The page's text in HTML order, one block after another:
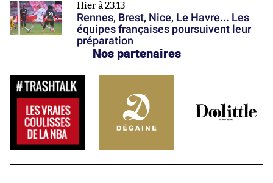
Hier à 23:13
Rennes, Brest, Nice, Le Havre... Les
équipes françaises poursuivent leur
préparation
Nos partenaires